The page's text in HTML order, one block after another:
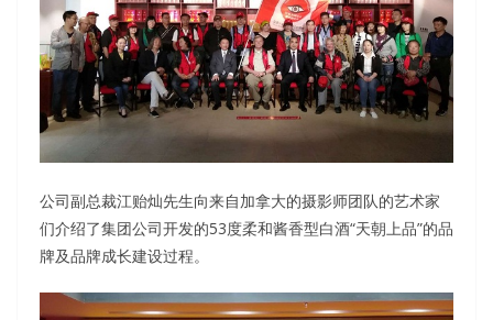
公司副总裁江贻灿先生向来自加拿大的摄影师团队的艺术家
们介绍了集团公司开发的53度柔和酱香型白酒“天朝上品”的品
牌及品牌成长建设过程。